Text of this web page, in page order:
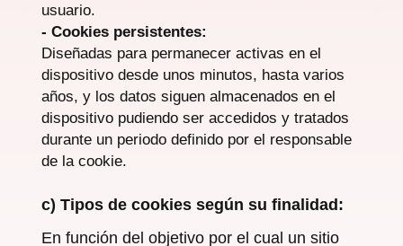
usuario.
- Cookies persistentes:
Diseñadas para permanecer activas en el
dispositivo desde unos minutos, hasta varios
años, y los datos siguen almacenados en el
dispositivo pudiendo ser accedidos y tratados
durante un periodo definido por el responsable
de la cookie.
c) Tipos de cookies según su finalidad:
En función del objetivo por el cual un sitio